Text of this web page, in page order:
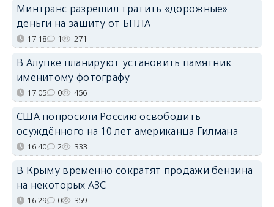
Минтранс разрешил тратить «дорожные»
деньги на защиту от БПЛА
17:18 1 271
В Алупке планируют установить памятник
именитому фотографу
17:05 0 456
США попросили Россию освободить
осуждённого на 10 лет американца Гилмана
16:40 2 333
В Крыму временно сократят продажи бензина
на некоторых АЗС
16:29 0 359